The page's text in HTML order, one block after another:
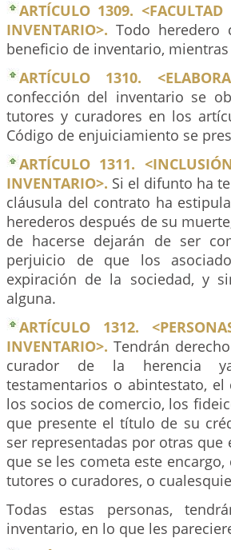
ARTÍCULO 1309.
INVENTARIO>. Todo heredero
beneficio de inventario,
ARTÍCULO 1310.
confección del inventario se
tutores y curadores en los
Código de enjuiciamiento se
ARTÍCULO 1311.
INVENTARIO>. Si el difunto ha
cláusula del contrato ha
herederos después de su
de hacerse dejarán de ser
perjuicio de que los
expiración de la sociedad, y
alguna.
ARTÍCULO 1312.
INVENTARIO>. Tendrán
curador de la herencia
testamentarios o abintestato, el
los socios de comercio, los
que presente el título de su
ser representadas por otras
que se les cometa este
tutores o curadores, o
Todas estas personas,
inventario, en lo que les